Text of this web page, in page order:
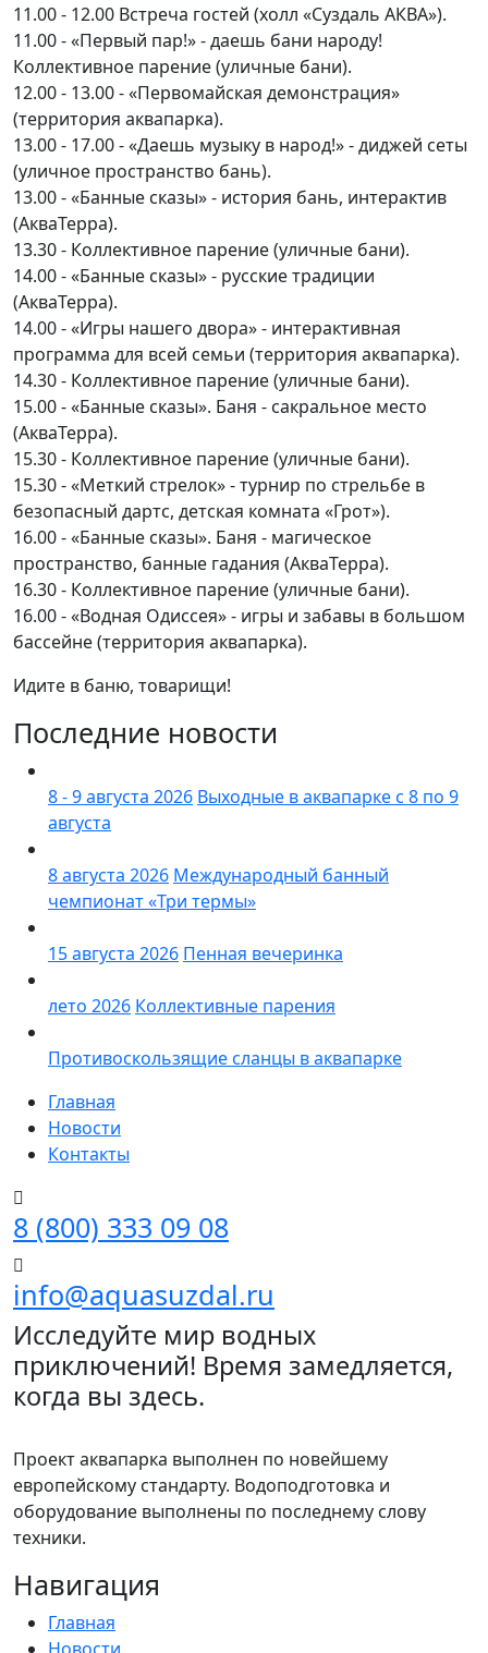
11.00 - 12.00 Встреча гостей (холл «Суздаль АКВА»).
11.00 - «Первый пар!» - даешь бани народу!
Коллективное парение (уличные бани).
12.00 - 13.00 - «Первомайская демонстрация»
(территория аквапарка).
13.00 - 17.00 - «Даешь музыку в народ!» - диджей сеты
(уличное пространство бань).
13.00 - «Банные сказы» - история бань, интерактив
(АкваТерра).
13.30 - Коллективное парение (уличные бани).
14.00 - «Банные сказы» - русские традиции
(АкваТерра).
14.00 - «Игры нашего двора» - интерактивная
программа для всей семьи (территория аквапарка).
14.30 - Коллективное парение (уличные бани).
15.00 - «Банные сказы». Баня - сакральное место
(АкваТерра).
15.30 - Коллективное парение (уличные бани).
15.30 - «Меткий стрелок» - турнир по стрельбе в
безопасный дартс, детская комната «Грот»).
16.00 - «Банные сказы». Баня - магическое
пространство, банные гадания (АкваТерра).
16.30 - Коллективное парение (уличные бани).
16.00 - «Водная Одиссея» - игры и забавы в большом
бассейне (территория аквапарка).
Идите в баню, товарищи!
Последние новости
8 - 9 августа 2026 Выходные в аквапарке с 8 по 9
августа
8 августа 2026 Международный банный
чемпионат «Три термы»
15 августа 2026 Пенная вечеринка
лето 2026 Коллективные парения
Противоскользящие сланцы в аквапарке
Главная
Новости
Контакты
8 (800) 333 09 08
info@aquasuzdal.ru
Исследуйте мир водных
приключений! Время замедляется,
когда вы здесь.
Проект аквапарка выполнен по новейшему
европейскому стандарту. Водоподготовка и
оборудование выполнены по последнему слову
техники.
Навигация
Главная